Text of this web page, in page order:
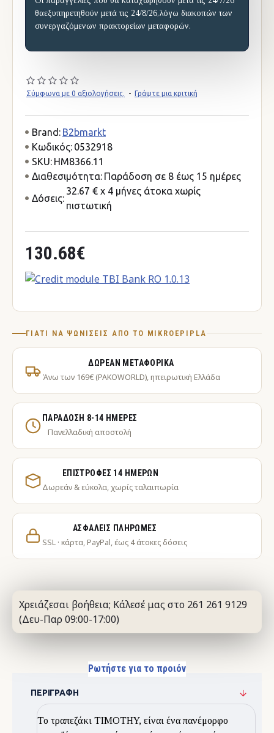
θαεξυπηρετηθούν μετά τις 24/8/26,λόγω διακοπών των
συνεργαζόμενων πρακτορείων μεταφορών.
Σύμφωνα με 0 αξιολογήσεις. - Γράψτε μια κριτική
130.68€
Brand: B2bmarkt
Κωδικός: 0532918
SKU: HM8366.11
Διαθεσιμότητα: Παράδοση σε 8 έως 15 ημέρες
Δόσεις:
32.67 € x 4 μήνες άτοκα χωρίς
πιστωτική
ΓΙΑΤΊ ΝΑ ΨΩΝΊΣΕΙΣ ΑΠΌ ΤΟ MIKROEPIPLA
ΔΩΡΕΆΝ ΜΕΤΑΦΟΡΙΚΆ
Άνω των 169€ (PAKOWORLD), ηπειρωτική Ελλάδα
ΠΑΡΆΔΟΣΗ 8-14 ΗΜΈΡΕΣ
Πανελλαδική αποστολή
ΕΠΙΣΤΡΟΦΈΣ 14 ΗΜΕΡΏΝ
Δωρεάν & εύκολα, χωρίς ταλαιπωρία
ΑΣΦΑΛΕΊΣ ΠΛΗΡΩΜΈΣ
SSL · κάρτα, PayPal, έως 4 άτοκες δόσεις
Χρειάζεσαι βοήθεια; Κάλεσέ μας στο 261 261 9129
(Δευ-Παρ 09:00-17:00)
Ρωτήστε για το προιόν
ΠΕΡΙΓΡΑΦΉ
Το τραπεζάκι TIMOTHY, είναι ένα πανέμορφο